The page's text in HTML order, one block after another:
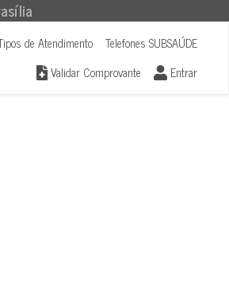
de Atendimento
Telefones SUBSAÚDE
Validar Comprovante
Entrar